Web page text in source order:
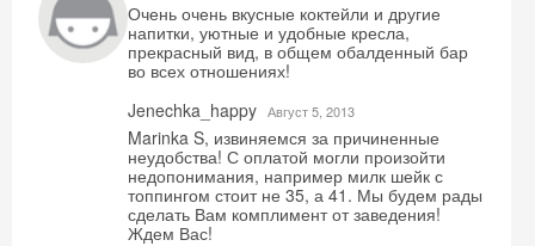
Очень очень вкусные коктейли и другие
напитки, уютные и удобные кресла,
прекрасный вид, в общем обалденный бар
во всех отношениях!
Jenechka_happy Август 5, 2013
Marinka S, извиняемся за причиненные
неудобства! С оплатой могли произойти
недопонимания, например милк шейк с
топпингом стоит не 35, а 41. Мы будем рады
сделать Вам комплимент от заведения!
Ждем Вас!
Скидка −5%
Хочешь дешевле? Оставь почту и получи
промокод на первое бронирование!